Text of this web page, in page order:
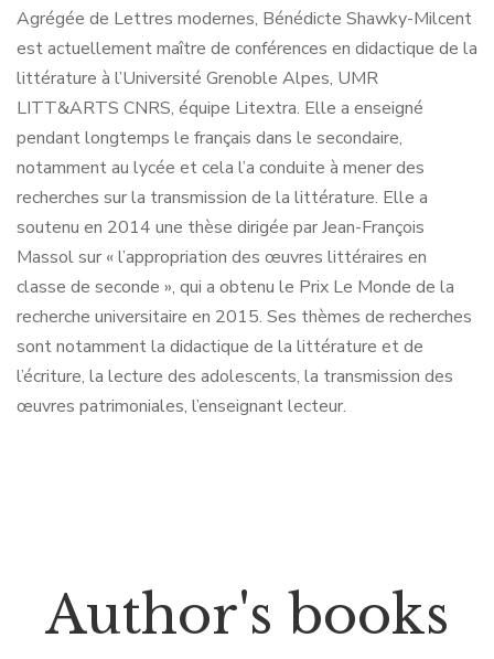
Agrégée de Lettres modernes, Bénédicte Shawky-Milcent
est actuellement maître de conférences en didactique de la
littérature à l’Université Grenoble Alpes, UMR
LITT&ARTS CNRS, équipe Litextra. Elle a enseigné
pendant longtemps le français dans le secondaire,
notamment au lycée et cela l’a conduite à mener des
recherches sur la transmission de la littérature. Elle a
soutenu en 2014 une thèse dirigée par Jean-François
Massol sur « l’appropriation des œuvres littéraires en
classe de seconde », qui a obtenu le Prix Le Monde de la
recherche universitaire en 2015. Ses thèmes de recherches
sont notamment la didactique de la littérature et de
l’écriture, la lecture des adolescents, la transmission des
œuvres patrimoniales, l’enseignant lecteur.
Author's books